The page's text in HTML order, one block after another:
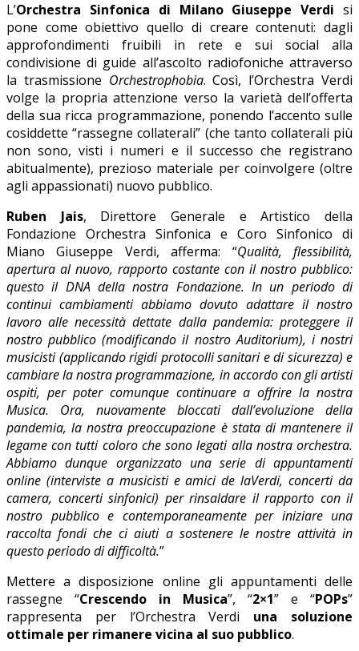
L’Orchestra Sinfonica di Milano Giuseppe Verdi si
pone come obiettivo quello di creare contenuti: dagli
approfondimenti fruibili in rete e sui social alla
condivisione di guide all’ascolto radiofoniche attraverso
la trasmissione Orchestrophobia. Così, l’Orchestra Verdi
volge la propria attenzione verso la varietà dell’offerta
della sua ricca programmazione, ponendo l’accento sulle
cosiddette “rassegne collaterali” (che tanto collaterali più
non sono, visti i numeri e il successo che registrano
abitualmente), prezioso materiale per coinvolgere (oltre
agli appassionati) nuovo pubblico.
Ruben Jais, Direttore Generale e Artistico della
Fondazione Orchestra Sinfonica e Coro Sinfonico di
Miano Giuseppe Verdi, afferma: “Qualità, flessibilità,
apertura al nuovo, rapporto costante con il nostro pubblico:
questo il DNA della nostra Fondazione. In un periodo di
continui cambiamenti abbiamo dovuto adattare il nostro
lavoro alle necessità dettate dalla pandemia: proteggere il
nostro pubblico (modificando il nostro Auditorium), i nostri
musicisti (applicando rigidi protocolli sanitari e di sicurezza) e
cambiare la nostra programmazione, in accordo con gli artisti
ospiti, per poter comunque continuare a offrire la nostra
Musica. Ora, nuovamente bloccati dall’evoluzione della
pandemia, la nostra preoccupazione è stata di mantenere il
legame con tutti coloro che sono legati alla nostra orchestra.
Abbiamo dunque organizzato una serie di appuntamenti
online (interviste a musicisti e amici de laVerdi, concerti da
camera, concerti sinfonici) per rinsaldare il rapporto con il
nostro pubblico e contemporaneamente per iniziare una
raccolta fondi che ci aiuti a sostenere le nostre attività in
questo periodo di difficoltà.”
Mettere a disposizione online gli appuntamenti delle
rassegne “Crescendo in Musica”, “2×1” e “POPs”
rappresenta per l’Orchestra Verdi una soluzione
ottimale per rimanere vicina al suo pubblico.